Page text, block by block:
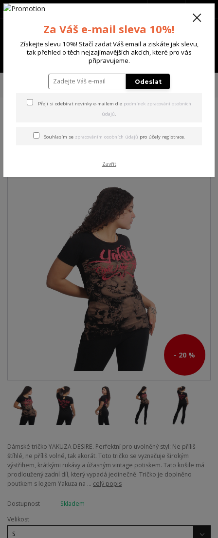
Menu
+420 702 136 620
TRIČKA & TÍLKA
Yakuza dámské tílko Desire Long Tail
Long Tail T-Shirt black S
- 20 %
Dámské tričko YAKUZA DESIRE. Perfektní pro uvolněný styl: Ne příliš
štíhlé, ne příliš volné, tak akorát. Toto tričko se vyznačuje širokým
výstřihem, krátkými rukávy a úžasným vintage potiskem. Tato košile má
prodloužený zadní díl, který vypadá jedinečně. Tričko je doplněno
poutkem s logem Yakuza na ... celý popis
Dostupnost
Skladem
Velikost
Za Váš e-mail sleva 10%!
Získejte slevu 10%! Stačí zadat Váš email a ziskáte jak slevu,
tak přehled o těch nejzajímavějších akcích, které pro vás
připravujeme.
Odeslat
Přeji si odebírat novinky e-mailem dle podmínek zpracování osobních
údajů.
Souhlasím se zpracováním osobních údajů pro účely registrace.
Zavřít